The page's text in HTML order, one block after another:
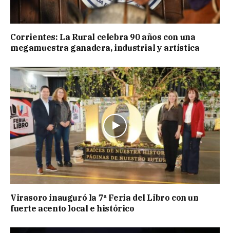
Corrientes: La Rural celebra 90 años con una
megamuestra ganadera, industrial y artística
Virasoro inauguró la 7ª Feria del Libro con un
fuerte acento local e histórico